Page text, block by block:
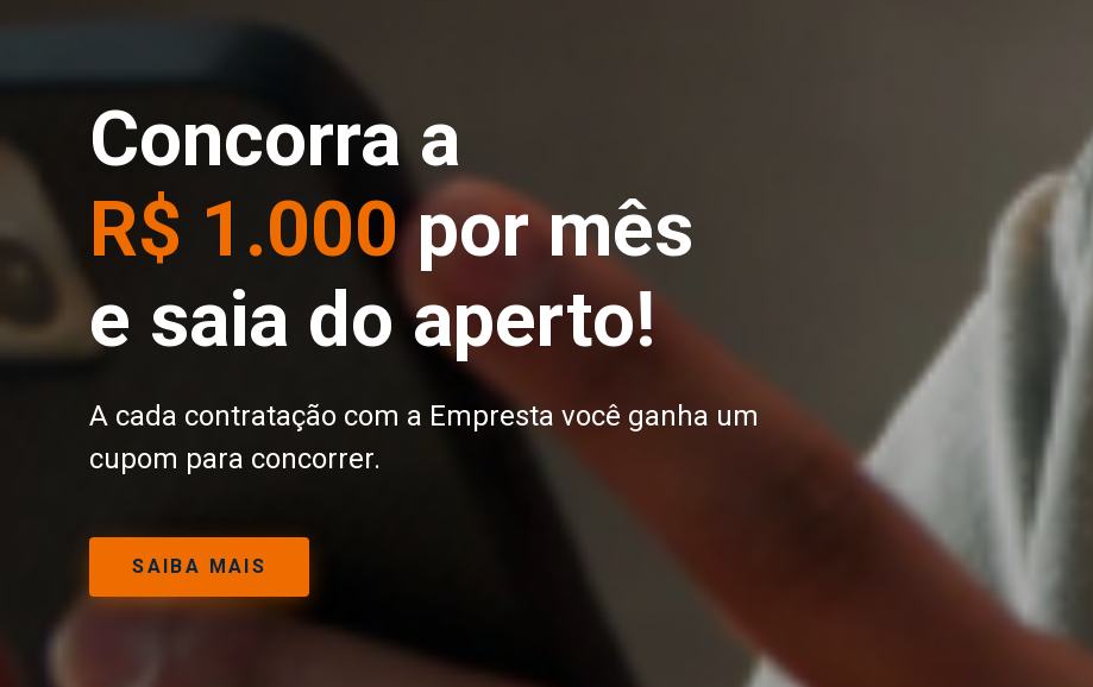
Concorra a
R$ 1.000por mês
e saia do aperto!
A cada contratação com a Empresta você ganha um
cupom para concorrer.
SAIBA MAIS